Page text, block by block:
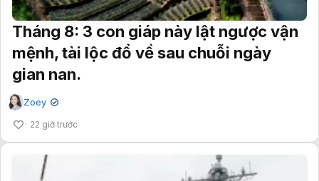
Tháng 8: 3 con giáp này lật ngược vận
mệnh, tài lộc đổ về sau chuỗi ngày
gian nan.
Zoey ✔
22 giờ trước